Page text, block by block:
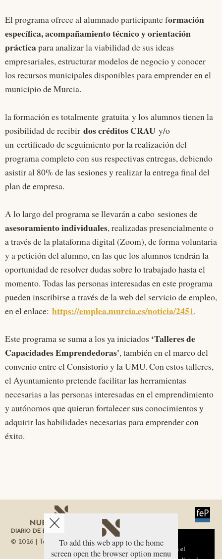
El programa ofrece al alumnado participante formación
específica, acompañamiento técnico y orientación
prácticapara analizar la viabilidad de sus ideas
empresariales, estructurar modelos de negocio y conocer
los recursos municipales disponibles para emprender en el
municipio de Murcia.
la formación es totalmente gratuita y los alumnos tienen la
posibilidad de recibir dos créditos CRAU y/o
un certificado de seguimiento por la realización del
programa completo con sus respectivas entregas, debiendo
asistir al 80% de las sesiones y realizar la entrega final del
plan de empresa.
A lo largo del programa se llevarán a cabo sesiones de
asesoramiento individuales, realizadas presencialmente o
a través de la plataforma digital (Zoom), de forma voluntaria
y a petición del alumno, en las que los alumnos tendrán la
oportunidad de resolver dudas sobre lo trabajado hasta el
momento. Todas las personas interesadas en este programa
pueden inscribirse a través de la web del servicio de empleo,
en el enlace: https://emplea.murcia.es/noticia/2451.
Este programa se suma a los ya iniciados ‘Talleres de
Capacidades Emprendedoras', también en el marco del
convenio entre el Consistorio y la UMU. Con estos talleres,
el Ayuntamiento pretende facilitar las herramientas
necesarias a las personas interesadas en el emprendimiento
y autónomos que quieran fortalecer sus conocimientos y
adquirir las habilidades necesarias para emprender con
éxito.
DIARIO DE ECONOMÍA DE LA REGIÓN DE MURCIA
© 2026 | Todos los derechos reservados
To add this web app to the home
screen open the browser option menu
Aviso sobre el Uso de cookies:
Utilizamos cookies nuestras y de terceros para el